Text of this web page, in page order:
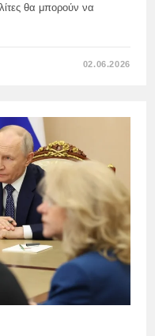
θα μπορούν να
02.06.2026